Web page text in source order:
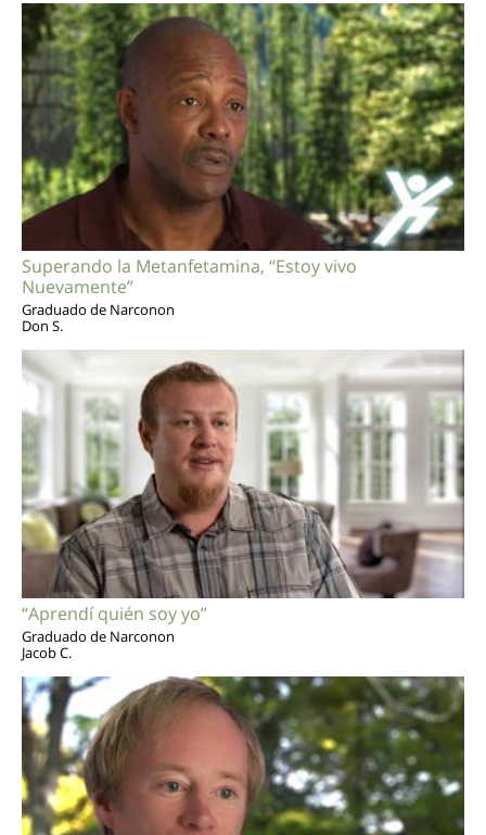
Superando la Metanfetamina, “Estoy vivo
Nuevamente”
Graduado de Narconon
Don S.
“Aprendí quién soy yo”
Graduado de Narconon
Jacob C.